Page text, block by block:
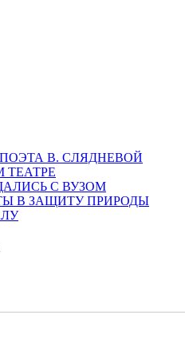
В. СЛЯДНЕВОЙ
С ВУЗОМ
В ЗАЩИТУ ПРИРОДЫ